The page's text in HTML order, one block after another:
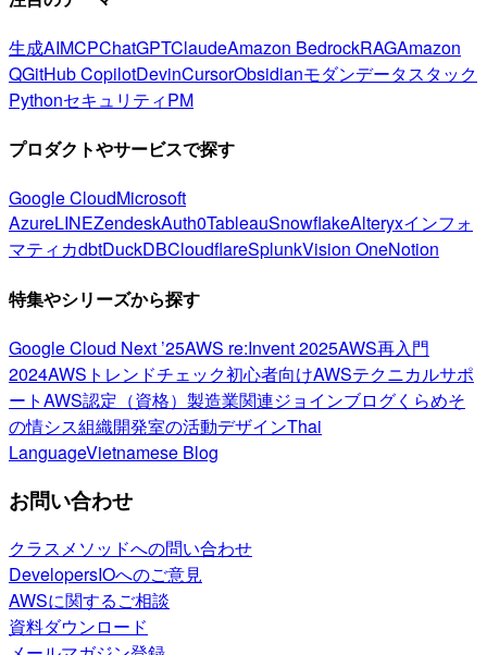
生成AIMCPChatGPTClaudeAmazon BedrockRAGAmazon
QGitHub CopilotDevinCursorObsidianモダンデータスタック
PythonセキュリティPM
プロダクトやサービスで探す
Google CloudMicrosoft
AzureLINEZendeskAuth0TableauSnowflakeAlteryxインフォ
マティカdbtDuckDBCloudflareSplunkVision OneNotion
特集やシリーズから探す
Google Cloud Next ’25AWS re:Invent 2025AWS再入門
2024AWSトレンドチェック初心者向けAWSテクニカルサポ
ートAWS認定（資格） 製造業関連ジョインブログくらめそ
の情シス組織開発室の活動デザインThai
LanguageVietnamese Blog
お問い合わせ
クラスメソッドへの問い合わせ
DevelopersIOへのご意見
AWSに関するご相談
資料ダウンロード